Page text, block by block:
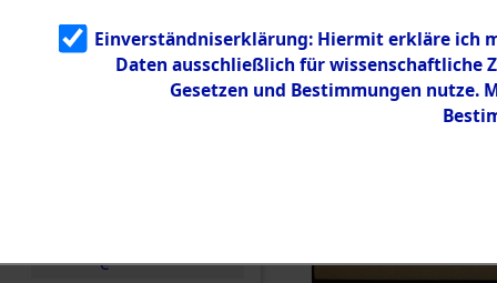
g
5.3.3
Todesmärsch
e
Einverständniserklärung: Hiermit erkläre ich
Daten ausschließlich für wissenschaftliche
Gesetzen und Bestimmungen nutze.